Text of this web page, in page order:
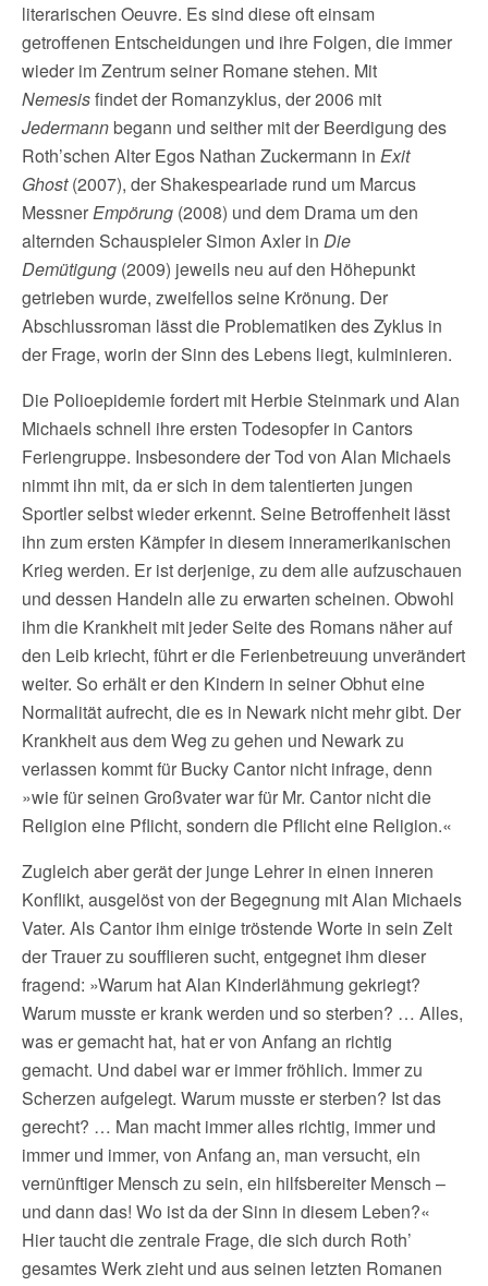
literarischen Oeuvre. Es sind diese oft einsam
getroffenen Entscheidungen und ihre Folgen, die immer
wieder im Zentrum seiner Romane stehen. Mit
Nemesisfindet der Romanzyklus, der 2006 mit
Jedermannbegann und seither mit der Beerdigung des
Roth’schen Alter Egos Nathan Zuckermann in Exit
Ghost(2007), der Shakespeariade rund um Marcus
MessnerEmpörung (2008) und dem Drama um den
alternden Schauspieler Simon Axler in Die
Demütigung (2009) jeweils neu auf den Höhepunkt
getrieben wurde, zweifellos seine Krönung. Der
Abschlussroman lässt die Problematiken des Zyklus in
der Frage, worin der Sinn des Lebens liegt, kulminieren.
Die Polioepidemie fordert mit Herbie Steinmark und Alan
Michaels schnell ihre ersten Todesopfer in Cantors
Feriengruppe. Insbesondere der Tod von Alan Michaels
nimmt ihn mit, da er sich in dem talentierten jungen
Sportler selbst wieder erkennt. Seine Betroffenheit lässt
ihn zum ersten Kämpfer in diesem inneramerikanischen
Krieg werden. Er ist derjenige, zu dem alle aufzuschauen
und dessen Handeln alle zu erwarten scheinen. Obwohl
ihm die Krankheit mit jeder Seite des Romans näher auf
den Leib kriecht, führt er die Ferienbetreuung unverändert
weiter. So erhält er den Kindern in seiner Obhut eine
Normalität aufrecht, die es in Newark nicht mehr gibt. Der
Krankheit aus dem Weg zu gehen und Newark zu
verlassen kommt für Bucky Cantor nicht infrage, denn
»wie für seinen Großvater war für Mr. Cantor nicht die
Religion eine Pflicht, sondern die Pflicht eine Religion.«
Zugleich aber gerät der junge Lehrer in einen inneren
Konflikt, ausgelöst von der Begegnung mit Alan Michaels
Vater. Als Cantor ihm einige tröstende Worte in sein Zelt
der Trauer zu soufflieren sucht, entgegnet ihm dieser
fragend: »Warum hat Alan Kinderlähmung gekriegt?
Warum musste er krank werden und so sterben? … Alles,
was er gemacht hat, hat er von Anfang an richtig
gemacht. Und dabei war er immer fröhlich. Immer zu
Scherzen aufgelegt. Warum musste er sterben? Ist das
gerecht? … Man macht immer alles richtig, immer und
immer und immer, von Anfang an, man versucht, ein
vernünftiger Mensch zu sein, ein hilfsbereiter Mensch –
und dann das! Wo ist da der Sinn in diesem Leben?«
Hier taucht die zentrale Frage, die sich durch Roth’
gesamtes Werk zieht und aus seinen letzten Romanen